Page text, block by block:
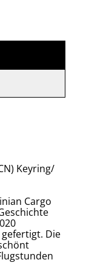
Keyring/
Cargo
Die